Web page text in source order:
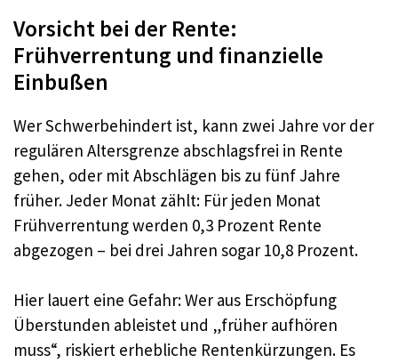
Vorsicht bei der Rente:
Frühverrentung und finanzielle
Einbußen
Wer Schwerbehindert ist, kann zwei Jahre vor der
regulären Altersgrenze abschlagsfrei in Rente
gehen, oder mit Abschlägen bis zu fünf Jahre
früher. Jeder Monat zählt: Für jeden Monat
Frühverrentung werden 0,3 Prozent Rente
abgezogen – bei drei Jahren sogar 10,8 Prozent.​
Hier lauert eine Gefahr: Wer aus Erschöpfung
Überstunden ableistet und „früher aufhören
muss“, riskiert erhebliche Rentenkürzungen. Es